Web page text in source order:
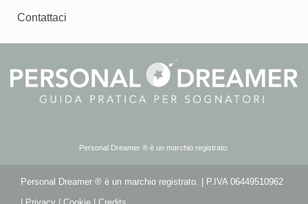
Contattaci
Personal Dreamer ® è un marchio registrato.
Personal Dreamer ® è un marchio registrato. | P.IVA 06449510962